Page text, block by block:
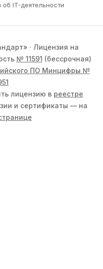
IT-деятельности
· Лицензия на
№ 11591 (бессрочная)
ПО Минцифры №
лицензию в реестре
и сертификаты — на